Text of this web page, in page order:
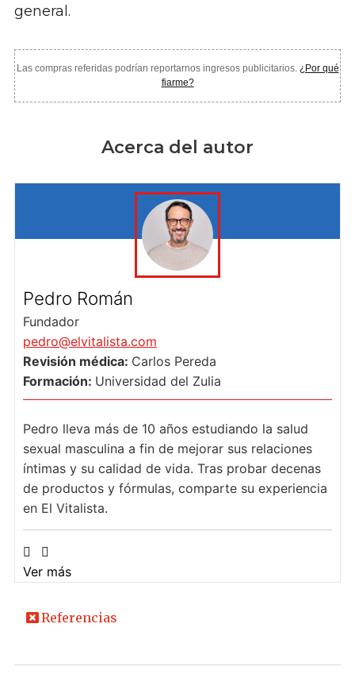
general.
Las compras referidas podrían reportarnos ingresos publicitarios. ¿Por qué
fiarme?
Acerca del autor
Pedro Román
Fundador
pedro@elvitalista.com
Revisión médica: Carlos Pereda
Formación: Universidad del Zulia
Pedro lleva más de 10 años estudiando la salud
sexual masculina a fin de mejorar sus relaciones
íntimas y su calidad de vida. Tras probar decenas
de productos y fórmulas, comparte su experiencia
en El Vitalista.
Ver más
Referencias